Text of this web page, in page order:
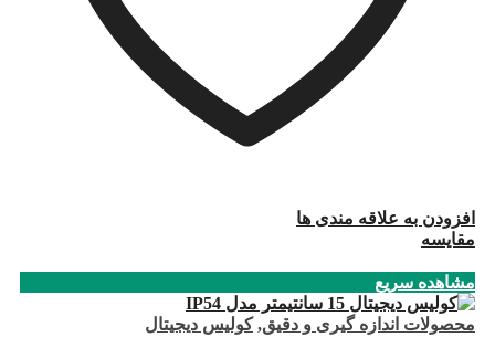
افزودن به علاقه مندی ها
مقایسه
مشاهده سریع
محصولات اندازه گیری و دقیق,کولیس دیجیتال